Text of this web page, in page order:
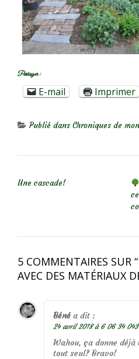
Partager :
E-mail Imprimer
Publié dansChroniques de
Une cascade!
5 COMMENTAIRES SUR “
AVEC DES MATÉRIAUX
Béné a dit :
24 avril 2018 à 6 06 34
Wahou, ça donne
tout seul? Bravo!